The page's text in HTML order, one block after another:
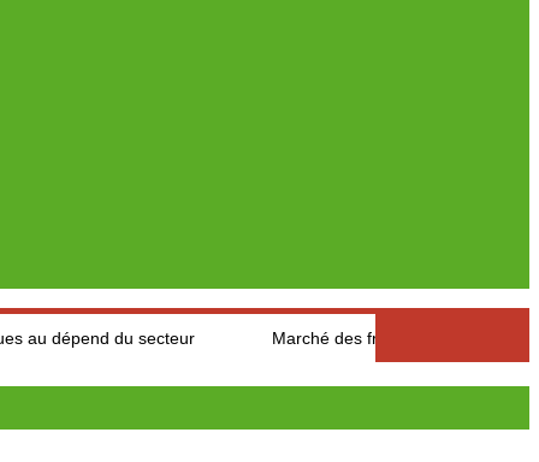
du secteur Marché des fruits est légumes : Les